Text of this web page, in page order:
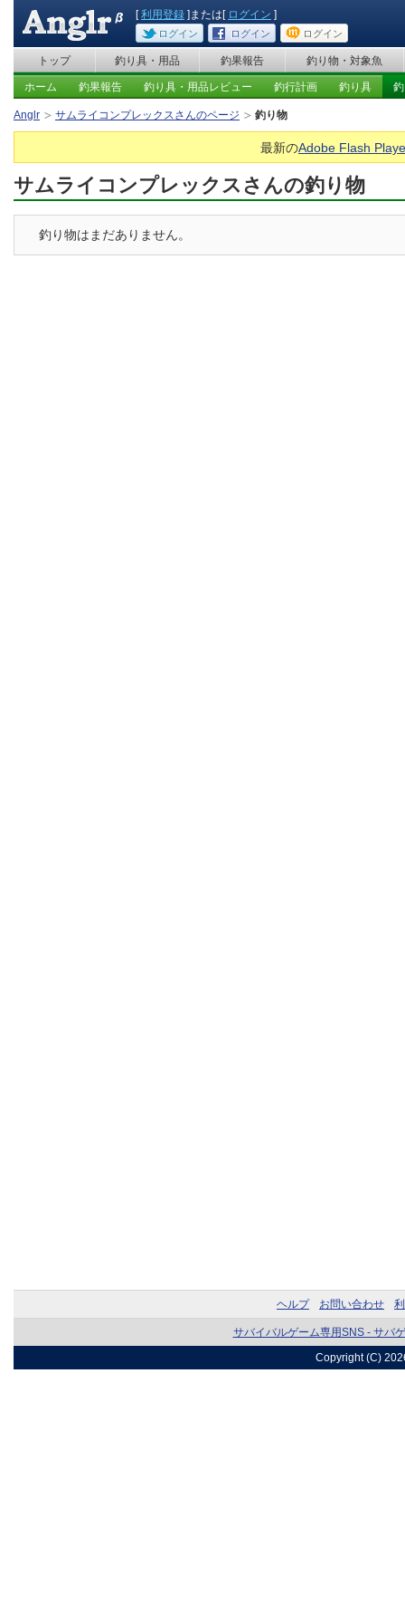
[利用登録 ]または[ ログイン ]
ログイン ログイン ログイン
トップ 釣り具・用品 釣果報告 釣り物・対象魚
ホーム 釣果報告 釣り具・用品レビュー 釣行計画 釣り具
Anglr サムライコンプレックスさんのページ 釣り物
最新のAdobe Flash
サムライコンプレックスさんの釣り物
釣り物はまだありません。
ヘルプ お問い合わせ
サバイバルゲーム専用SNS - サバ
Copyright (C)